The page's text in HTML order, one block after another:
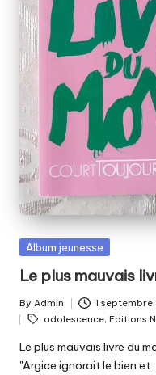
Posted
Album jeunesse
Le plus mauvais
Posted
by
By Admin 1
Tags:
adolescence, Editions
Le plus mauvais livre du
"Argice ignorait le bien et…